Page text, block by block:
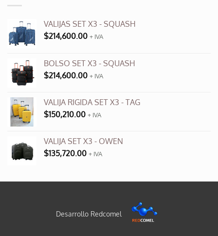
VALIJAS SET X3 - SQUASH
$214,600.00 + IVA
BOLSO SET X3 - SQUASH
$214,600.00 + IVA
VALIJA RIGIDA SET X3 - TAG
$150,210.00 + IVA
VALIJA SET X3 - OWEN
$135,720.00 + IVA
Desarrollo Redcomel